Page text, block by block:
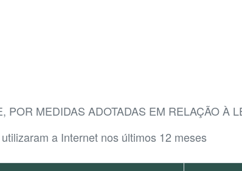
MEDIDAS ADOTADAS EM RELAÇÃO À
a Internet nos últimos 12 meses